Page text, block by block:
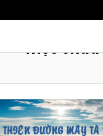
mộc châu